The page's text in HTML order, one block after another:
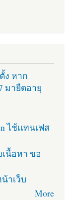
ง หาก
มายืดอายุ
ไช้เเทนเฟส
นื้อหา ขอ
าเว็บ
More